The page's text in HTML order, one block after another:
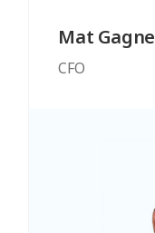
Mat Gagne
CFO